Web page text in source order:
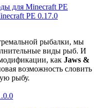
для Minecraft PE
PE 0.17.0
рыбалки, мы
виды рыб. И
как Jaws &
возможность словить
рыбу.